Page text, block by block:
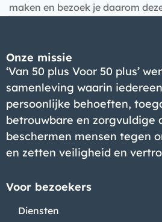
Bedrijf
maken en bezoek je daarom
Onze missie
‘Van 50 plus Voor 50 plus’
samenleving waarin
persoonlijke behoeften,
betrouwbare en zorgvuldige
beschermen mensen tegen
en zetten veiligheid en
Voor bezoekers
Diensten